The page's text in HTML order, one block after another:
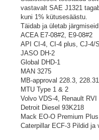
vastavalt SAE J1321
kuni 1% kütusesäästu.
Täidab ja ületab
ACEA E7-08#2, E9-08#2
API CI-4, CI-4 plus, CJ-4/
JASO DH-2
Global DHD-1
MAN 3275
MB-approval 228.3, 228.31
MTU Type 1 & 2
Volvo VDS-4, Renault RVI
Detroit Diesel 93K218
Mack EO-O Premium Plus
Caterpillar ECF-3 Pildid ja